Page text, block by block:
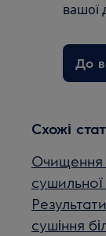
вашої
До
Схожі
Очищення
сушіння